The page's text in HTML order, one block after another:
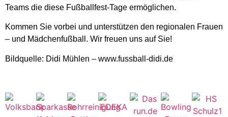
Teams die diese Fußballfest-Tage ermöglichen.
Kommen Sie vorbei und unterstützen den regionalen Frauen
– und Mädchenfußball. Wir freuen uns auf Sie!
Bildquelle: Didi Mühlen – www.fussball-didi.de